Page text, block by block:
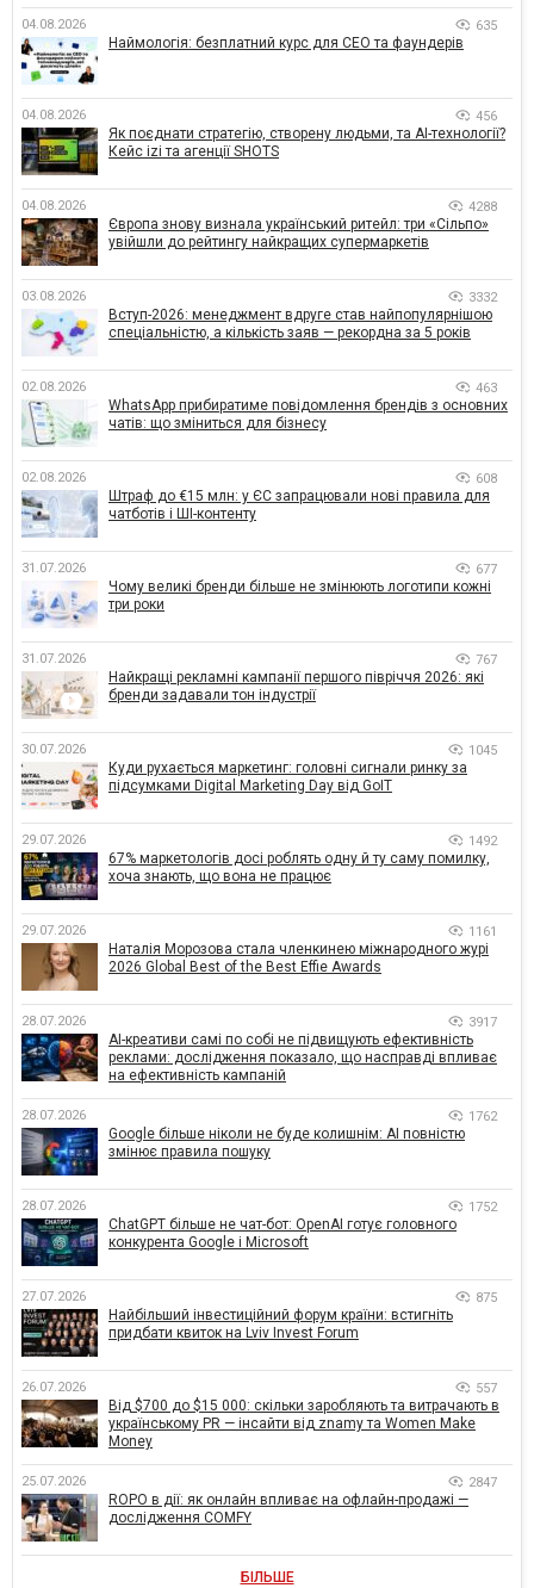
04.08.2026 635
Наймологія: безплатний курс для CEO та фаундерів
04.08.2026 456
Як поєднати стратегію, створену людьми, та AI-технології?
Кейс izi та агенції SHOTS
04.08.2026 4288
Європа знову визнала український ритейл: три «Сільпо»
увійшли до рейтингу найкращих супермаркетів
03.08.2026 3332
Вступ-2026: менеджмент вдруге став найпопулярнішою
спеціальністю, а кількість заяв — рекордна за 5 років
02.08.2026 463
WhatsApp прибиратиме повідомлення брендів з основних
чатів: що зміниться для бізнесу
02.08.2026 608
Штраф до €15 млн: у ЄС запрацювали нові правила для
чатботів і ШІ-контенту
31.07.2026 677
Чому великі бренди більше не змінюють логотипи кожні
три роки
31.07.2026 767
Найкращі рекламні кампанії першого півріччя 2026: які
бренди задавали тон індустрії
30.07.2026 1045
Куди рухається маркетинг: головні сигнали ринку за
підсумками Digital Marketing Day від GoIT
29.07.2026 1492
67% маркетологів досі роблять одну й ту саму помилку,
хоча знають, що вона не працює
29.07.2026 1161
Наталія Морозова стала членкинею міжнародного журі
2026 Global Best of the Best Effie Awards
28.07.2026 3917
AI-креативи самі по собі не підвищують ефективність
реклами: дослідження показало, що насправді впливає
на ефективність кампаній
28.07.2026 1762
Google більше ніколи не буде колишнім: AI повністю
змінює правила пошуку
28.07.2026 1752
ChatGPT більше не чат-бот: OpenAI готує головного
конкурента Google і Microsoft
27.07.2026 875
Найбільший інвестиційний форум країни: встигніть
придбати квиток на Lviv Invest Forum
26.07.2026 557
Від $700 до $15 000: скільки заробляють та витрачають в
українському PR — інсайти від znamy та Women Make
Money
25.07.2026 2847
ROPO в дії: як онлайн впливає на офлайн-продажі —
дослідження COMFY
БІЛЬШЕ